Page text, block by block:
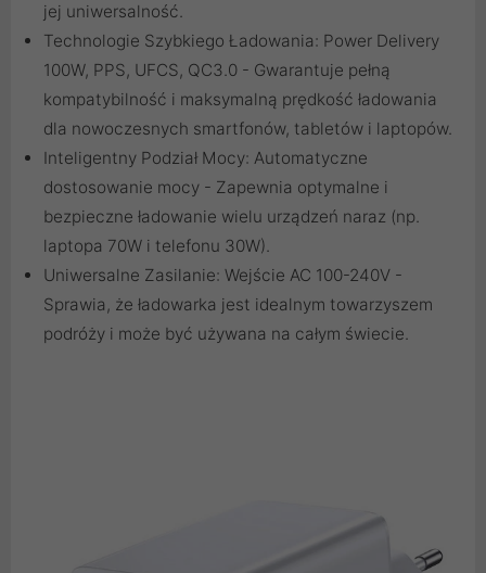
jej uniwersalność.
Technologie Szybkiego Ładowania: Power Delivery
100W, PPS, UFCS, QC3.0 - Gwarantuje pełną
kompatybilność i maksymalną prędkość ładowania
dla nowoczesnych smartfonów, tabletów i laptopów.
Inteligentny Podział Mocy: Automatyczne
dostosowanie mocy - Zapewnia optymalne i
bezpieczne ładowanie wielu urządzeń naraz (np.
laptopa 70W i telefonu 30W).
Uniwersalne Zasilanie: Wejście AC 100-240V -
Sprawia, że ładowarka jest idealnym towarzyszem
podróży i może być używana na całym świecie.